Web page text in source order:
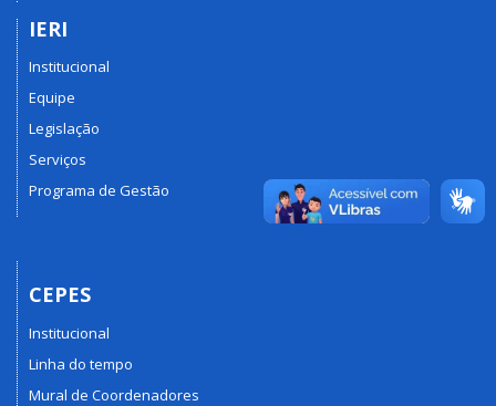
IERI
Institucional
Equipe
Legislação
Serviços
Programa de Gestão
CEPES
Institucional
Linha do tempo
Mural de Coordenadores